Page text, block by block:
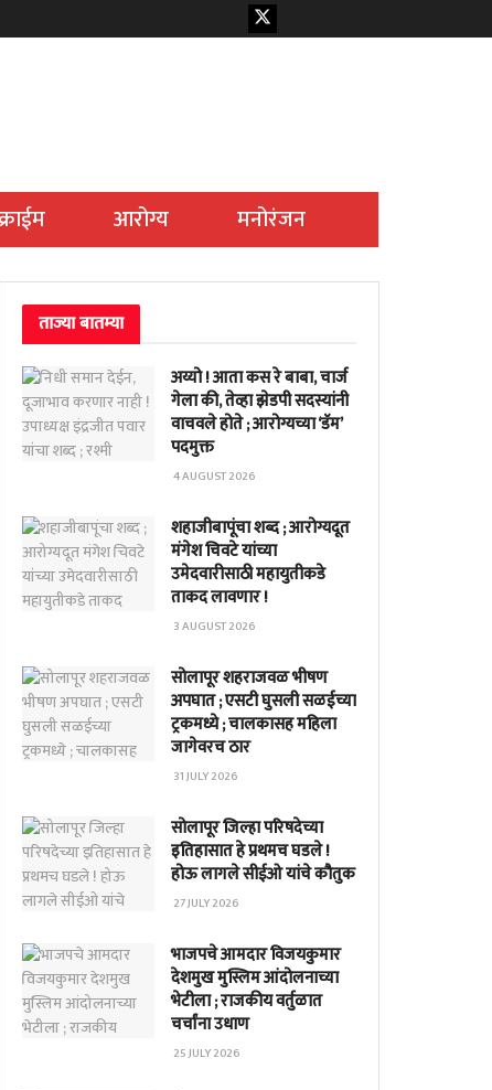
आरोग्य मनोरंजन
ताज्या बातम्या
अय्यो ! आता कस रे बाबा, चार्ज
गेला की, तेव्हा झेडपी सदस्यांनी
वाचवले होते ; आरोग्यच्या ‘डॅम’
पदमुक्त
4 AUGUST 2026
शहाजीबापूंचा शब्द ; आरोग्यदूत
मंगेश चिवटे यांच्या
उमेदवारीसाठी महायुतीकडे
ताकद लावणार !
3 AUGUST 2026
सोलापूर शहराजवळ भीषण
अपघात ; एसटी घुसली सळईच्या
ट्रकमध्ये ; चालकासह महिला
जागेवरच ठार
31 JULY 2026
सोलापूर जिल्हा परिषदेच्या
इतिहासात हे प्रथमच घडले !
होऊ लागले सीईओ यांचे कौतुक
27 JULY 2026
भाजपचे आमदार विजयकुमार
देशमुख मुस्लिम आंदोलनाच्या
भेटीला ; राजकीय वर्तुळात
चर्चांना उधाण
25 JULY 2026